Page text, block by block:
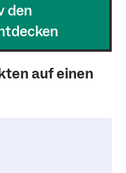
den
auf einen